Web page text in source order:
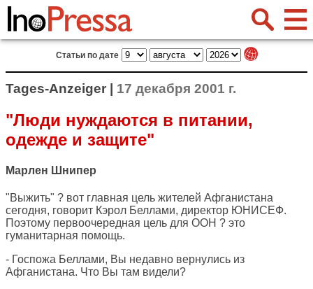
Статьи по дате
Tages-Anzeiger | 17 декабря 2001 г.
"Люди нуждаются в питании,
одежде и защите"
Марлен Шнипер
"Выжить" ? вот главная цель жителей Афганистана
сегодня, говорит Кэрол Беллами, директор ЮНИСЕФ.
Поэтому первоочередная цель для ООН ? это
гуманитарная помощь.
- Госпожа Беллами, Вы недавно вернулись из
Афганистана. Что Вы там видели?